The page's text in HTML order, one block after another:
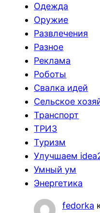
Одежда
Оружие
Развлечения
Разное
Реклама
Роботы
Свалка идей
Сельское
Транспорт
ТРИЗ
Туризм
Улучшаем
Умный ум
Энергетика
fedorka